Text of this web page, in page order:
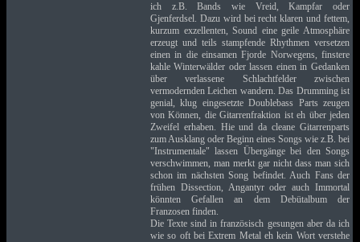
ich z.B. Bands wie Vreid, Kampfar oder
Gjenferdsel. Dazu wird bei recht klaren und fettem,
kurzum exzellenten, Sound eine geile Atmosphäre
erzeugt und teils stampfende Rhythmen versetzen
einen in die einsamen Fjorde Norwegens, finstere
kahle Winterwälder oder lassen einen in Gedanken
über verlassene Schlachtfelder zwischen
vermodernden Leichen wandern. Das Drumming ist
genial, klug eingesetzte Doublebass Parts zeugen
von Können, die Gitarrenfraktion ist eh über jeden
Zweifel erhaben. Hie und da cleane Gitarrenparts
zum Ausklang oder Beginn eines Songs wie z.B. bei
"Instrumentale" lassen Übergänge bei den Songs
verschwimmen, man merkt gar nicht dass man sich
schon im nächsten Song befindet. Auch Fans der
frühen Dissection, Angantyr oder auch Immortal
könnten Gefallen an dem Debütalbum der
Franzosen finden.
Die Texte sind in französisch gesungen aber da ich
wie so oft bei Extrem Metal eh kein Wort verstehe